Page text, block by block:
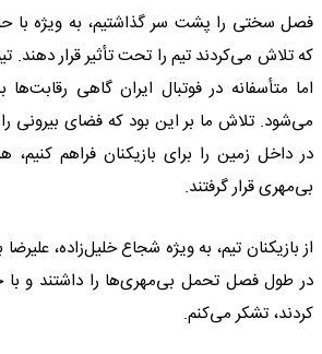
فصل سختی را پشت سر گذاشتیم، به ویژه با
که تلاش می‌کردند تیم را تحت تأثیر قرار دهند.
اما متأسفانه در فوتبال ایران گاهی
می‌شود. تلاش ما بر این بود که فضای بیرونی
در داخل زمین را برای بازیکنان فراهم کنیم،
بی‌مهری قرار گرفتند.
از بازیکنان تیم، به ویژه شجاع خلیل‌زاده،
در طول فصل تحمل بی‌مهری‌ها را داشتند و با
کردند، تشکر می‌کنم.